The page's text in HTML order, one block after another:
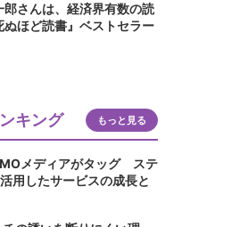
さんは、経済界有数の読
ほど読書』ベストセラー
キング もっと見る
メディアがタッグ ステ
用したサービスの成長と